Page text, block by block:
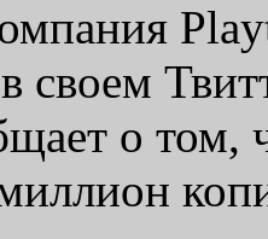
своем
о том,